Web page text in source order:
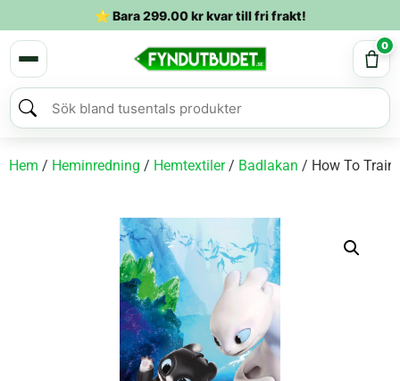
⭐ Bara299.00krkvar till fri frakt!
0
Hem / Heminredning / Hemtextiler/ Badlakan / How To Train